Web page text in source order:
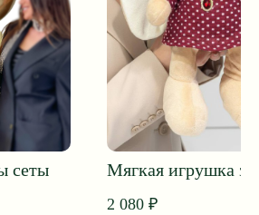
сеты
Мягкая игрушка
2 080 ₽
1000 ₽*
клиентов 24/7
с 8:00 до 20:00
до 24:00
БУКЕТ